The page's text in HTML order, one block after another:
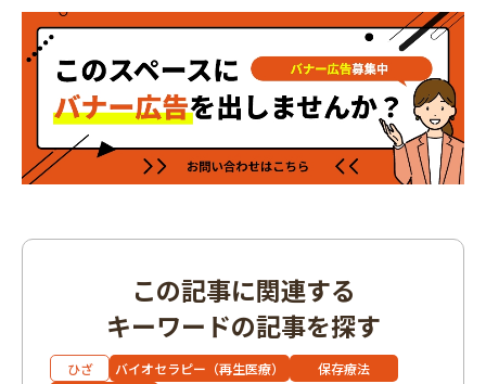
この記事に関連する
キーワードの記事を探す
ひざ バイオセラピー（再生医療）
保存療法